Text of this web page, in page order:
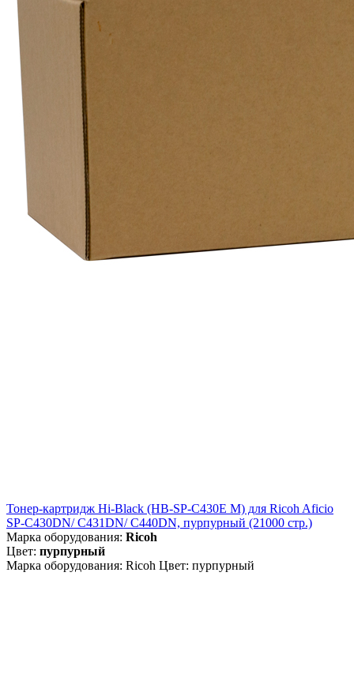
Тонер-картридж Hi-Black (HB-SP-C430E M) для Ricoh Aficio
SP-C430DN/ C431DN/ C440DN, пурпурный (21000 стр.)
Марка оборудования: Ricoh
Цвет: пурпурный
Марка оборудования: Ricoh Цвет: пурпурный